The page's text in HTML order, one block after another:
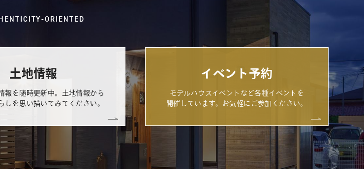
ORIENTED
土地情報
報を随時更新中。土地情報から
を思い描いてみてください。
イベント予約
モデルハウスイベントなど各種イベントを
開催しています。お気軽にご参加ください。